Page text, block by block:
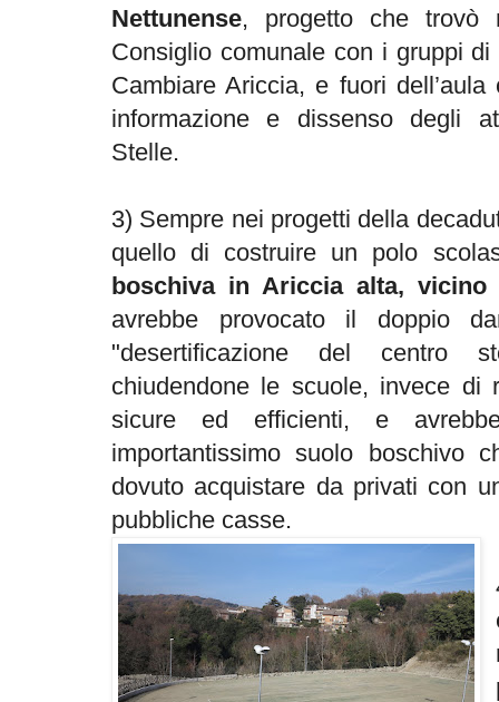
Nettunense, progetto che trovò
Consiglio comunale con i gruppi
Cambiare Ariccia, e fuori
informazione e dissenso degli
Stelle.
3) Sempre nei progetti della
quello di costruire un polo
boschiva in Ariccia alta, vicino
avrebbe provocato il doppio
"desertificazione del centro
chiudendone le scuole, invece di
sicure ed efficienti, e
importantissimo suolo boschivo
dovuto acquistare da privati con
pubbliche casse.